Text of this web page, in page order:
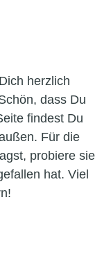
herzlich
dass Du
findest Du
Für die
probiere sie
hat. Viel